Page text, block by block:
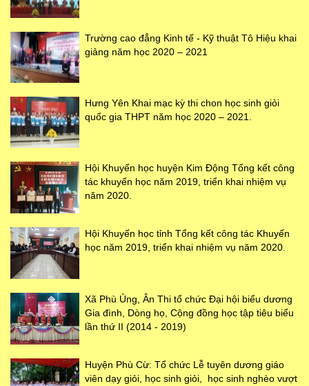
Trường cao đẳng Kinh tế - Kỹ thuật Tô Hiệu khai
giảng năm học 2020 – 2021
Hưng Yên Khai mạc kỳ thi chon học sinh giỏi
quốc gia THPT năm học 2020 – 2021.
Hội Khuyến học huyện Kim Động Tổng kết công
tác khuyến học năm 2019, triển khai nhiệm vụ
năm 2020.
Hội Khuyến học tỉnh Tổng kết công tác Khuyến
học năm 2019, triển khai nhiệm vụ năm 2020.
Xã Phù Ủng, Ân Thi tổ chức Đại hội biểu dương
Gia đình, Dòng họ, Cộng đồng học tập tiêu biểu
lần thứ II (2014 - 2019)
Huyện Phù Cừ: Tổ chức Lễ tuyên dương giáo
viên dạy giỏi, học sinh giỏi, học sinh nghèo vượt